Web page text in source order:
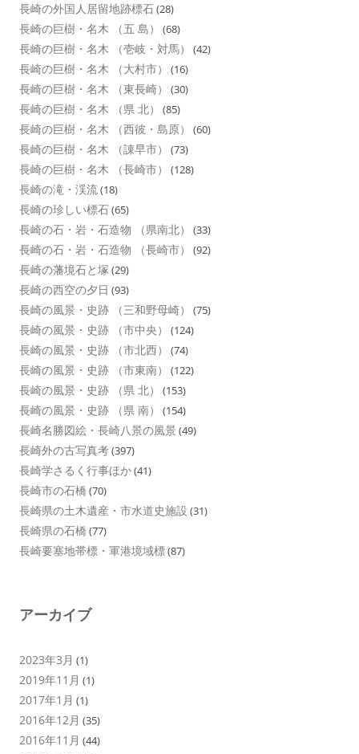
長崎の外国人居留地跡標石(28)
長崎の巨樹・名木 （五 島） (68)
長崎の巨樹・名木 （壱岐・対馬） (42)
長崎の巨樹・名木 （大村市） (16)
長崎の巨樹・名木 （東長崎） (30)
長崎の巨樹・名木 （県 北） (85)
長崎の巨樹・名木 （西彼・島原） (60)
長崎の巨樹・名木 （諌早市） (73)
長崎の巨樹・名木 （長崎市） (128)
長崎の滝・渓流(18)
長崎の珍しい標石(65)
長崎の石・岩・石造物 （県南北） (33)
長崎の石・岩・石造物 （長崎市） (92)
長崎の藩境石と塚 (29)
長崎の西空の夕日 (93)
長崎の風景・史跡 （三和野母崎） (75)
長崎の風景・史跡 （市中央） (124)
長崎の風景・史跡 （市北西） (74)
長崎の風景・史跡 （市東南） (122)
長崎の風景・史跡 （県 北） (153)
長崎の風景・史跡 （県 南） (154)
長崎名勝図絵・長崎八景の風景 (49)
長崎外の古写真考(397)
長崎学さるく行事ほか(41)
長崎市の石橋 (70)
長崎県の土木遺産・市水道史施設 (31)
長崎県の石橋 (77)
長崎要塞地帯標・軍港境域標(87)
アーカイブ
2023年3月 (1)
2019年11月 (1)
2017年1月 (1)
2016年12月 (35)
2016年11月 (44)